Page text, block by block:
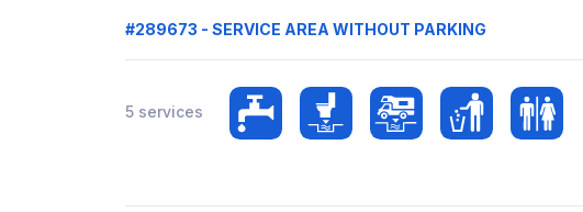
#289673 - SERVICE AREA WITHOUT PARKING
5 services